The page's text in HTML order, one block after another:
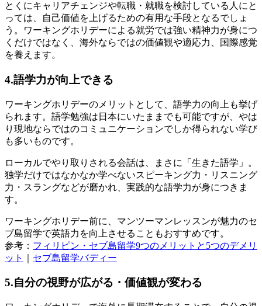
とくにキャリアチェンジや転職・就職を検討している人にと
っては、自己価値を上げるための有用な手段となるでしょ
う。ワーキングホリデーによる就労では強い精神力が身につ
くだけではなく、海外ならではの価値観や適応力、国際感覚
を養えます。
4.語学力が向上できる
ワーキングホリデーのメリットとして、語学力の向上も挙げ
られます。語学勉強は日本にいたままでも可能ですが、やは
り現地ならではのコミュニケーションでしか得られない学び
も多いものです。
ローカルでやり取りされる会話は、まさに「生きた語学」。
独学だけではなかなか学べないスピーキング力・リスニング
力・スラングなどが磨かれ、実践的な語学力が身につきま
す。
ワーキングホリデー前に、マンツーマンレッスンが魅力のセ
ブ島留学で英語力を向上させることもおすすめです。
参考： フィリピン・セブ島留学9つのメリットと5つのデメリ
ット
セブ島留学バディー
5.自分の視野が広がる・価値観が変わる